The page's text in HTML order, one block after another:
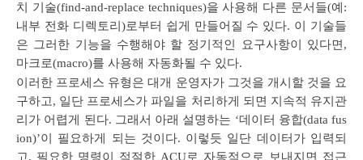
치 기술(find-and-replace techniques)을 사용해 다른 문서들(예:
내부 전화 디렉토리)로부터 쉽게 만들어질 수 있다. 이 기술들
은 그러한 기능을 수행해야 할 정기적인 요구사항이 있다면,
마크로(macro)를 사용해 자동화될 수 있다.
이러한 프로세스 유형은 대개 운영자가 그것을 개시할 것을 요
구하고, 일단 프로세스가 파일을 처리하게 되면 지속적 유지관
리가 어렵게 된다. 그래서 아래 설명하는 ‘데이터 융합(data fus
ion)’이 필요하게 되는 것이다. 이렇듯 일단 데이터가 입력되
고, 필요한 명령이 적절한 ACU로 자동적으로 보내지면 접근